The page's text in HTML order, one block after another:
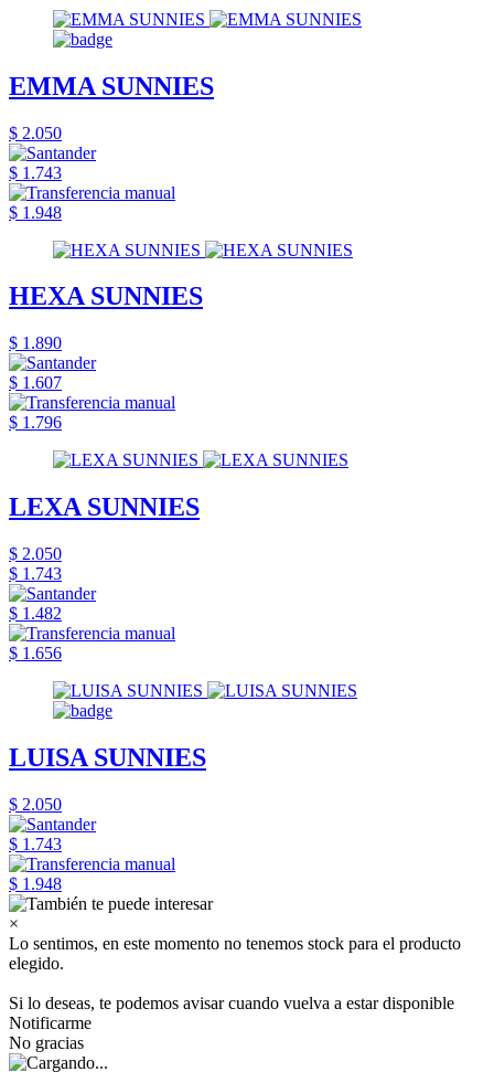
EMMA SUNNIES
$ 2.050
$ 1.743
$ 1.948
HEXA SUNNIES
$ 1.890
$ 1.607
$ 1.796
LEXA SUNNIES
$ 2.050
$ 1.743
$ 1.482
$ 1.656
LUISA SUNNIES
$ 2.050
$ 1.743
$ 1.948
×
Lo sentimos, en este momento no tenemos stock para el producto
elegido.
Si lo deseas, te podemos avisar cuando vuelva a estar disponible
Notificarme
No gracias